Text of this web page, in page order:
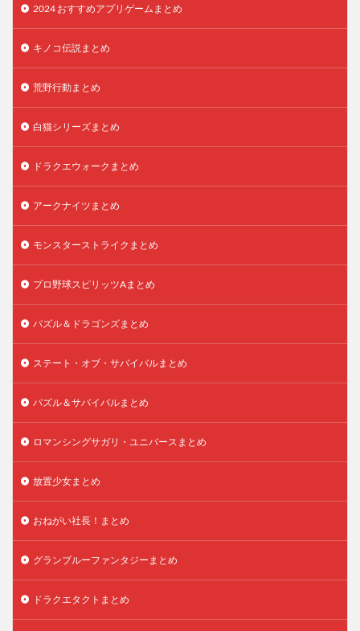
2024 おすすめアプリゲームまとめ
キノコ伝説まとめ
荒野行動まとめ
白猫シリーズまとめ
ドラクエウォークまとめ
アークナイツまとめ
モンスターストライクまとめ
プロ野球スピリッツAまとめ
パズル＆ドラゴンズまとめ
ステート・オブ・サバイバルまとめ
パズル＆サバイバルまとめ
ロマンシングサガリ・ユニバースまとめ
放置少女まとめ
おねがい社長！まとめ
グランブルーファンタジーまとめ
ドラクエタクトまとめ